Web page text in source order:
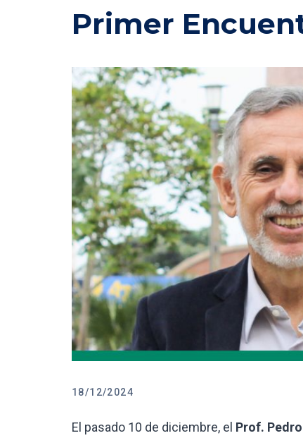
Primer
18/12/2024
El pasado 10 de diciembre, el Prof.